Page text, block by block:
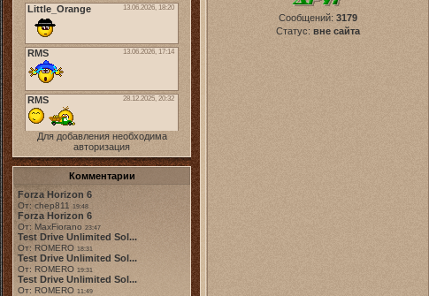
Для добавления необходима
авторизация
Комментарии
Forza Horizon 6
От: chep811 19:48
Forza Horizon 6
От: MaxFiorano 23:47
Test Drive Unlimited Sol...
От: ROMERO 18:31
Test Drive Unlimited Sol...
От: ROMERO 19:31
Test Drive Unlimited Sol...
От: ROMERO 11:49
Сообщений: 3179
Статус: вне сайта